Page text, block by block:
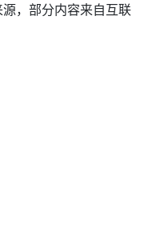
，部分内容来自互联